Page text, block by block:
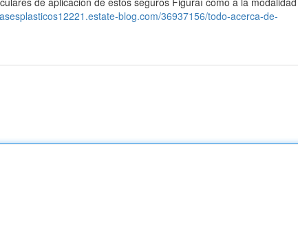
blog.com/36937156/todo-acerca-de-